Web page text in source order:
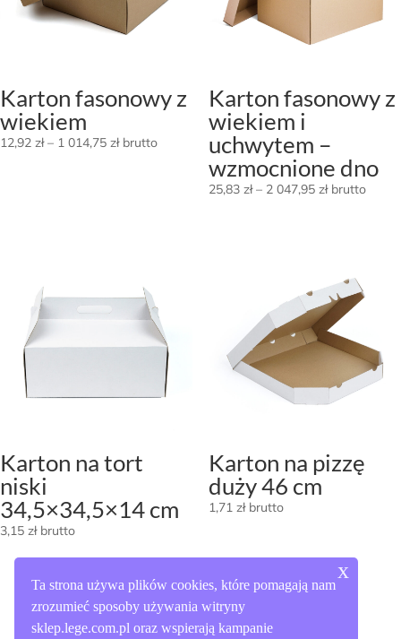
Karton fasonowy z
wiekiem
12,92 zł – 1 014,75 złZakres
brutto
Karton fasonowy z
wiekiem i
uchwytem –
wzmocnione dno
25,83 zł – 2 047,95 złZakres
2
047,95 zł
brutto
Karton na tort
niski
34,5×34,5×14 cm
3,15 zł brutto
Karton na pizzę
duży 46 cm
1,71 zł brutto
Ta strona używa plików cookies, które pomagają nam
zrozumieć sposoby używania witryny
sklep.lege.com.pl oraz wspierają kampanie
x